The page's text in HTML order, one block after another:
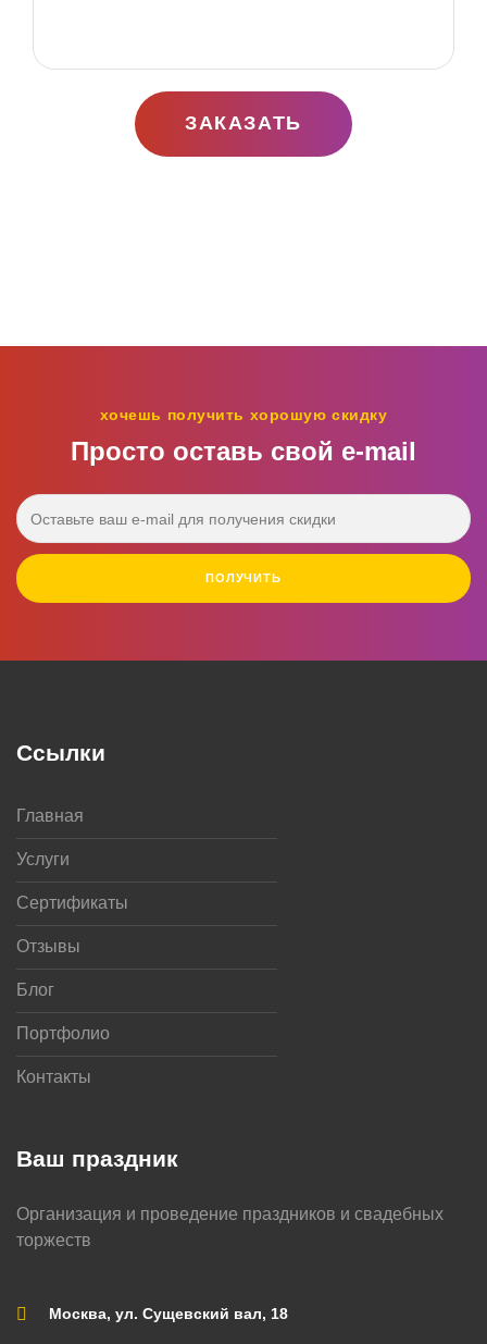
ЗАКАЗАТЬ
хочешь получить хорошую скидку
Просто оставь свой e‑mail
ПОЛУЧИТЬ
Ваш праздник
Организация и проведение праздников и свадебных
торжеств
Москва, ул. Сущевский вал, 18
Ссылки
Главная
Услуги
Сертификаты
Отзывы
Блог
Портфолио
Контакты